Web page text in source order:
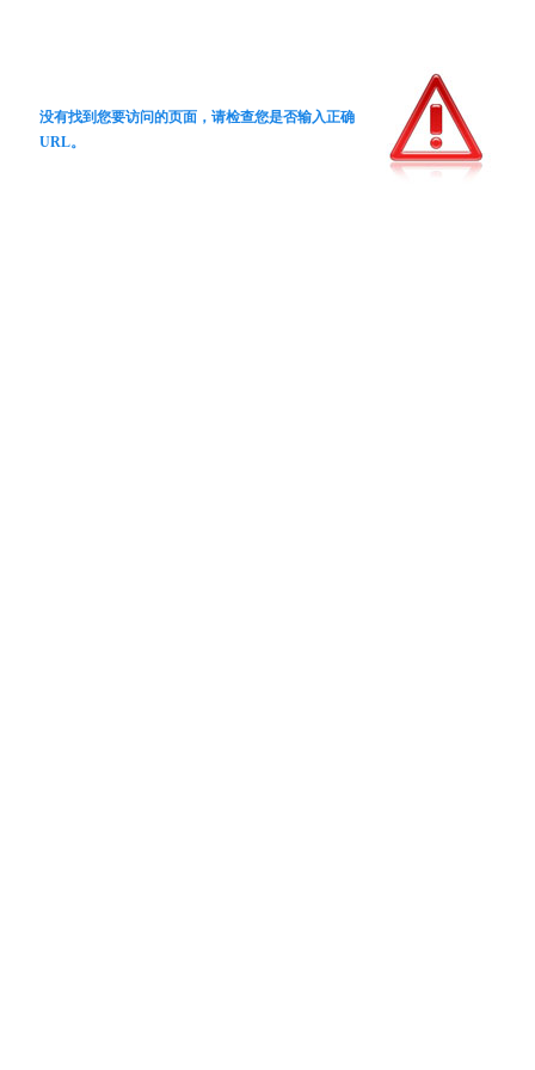
没有找到您要访问的页面，请检查您是否输入正确
URL。